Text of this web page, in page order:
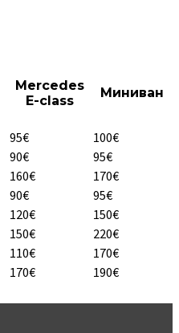
Mercedes
E-class
Миниван
95€
100€
90€
95€
160€
170€
90€
95€
120€
150€
150€
220€
110€
170€
170€ 190€